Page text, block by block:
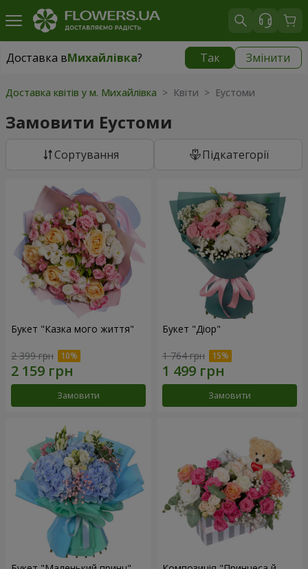
Доставка вМихайлівка? Так Змінити
Доставка вМихайлівка|
Доставка квітів у м. Михайлівка > Квіти > Еустоми
Замовити Еустоми
Сортування Підкатегорії
Букет "Казка мого життя"
2 399 грн
Замовити
Букет "Діор"
1 764 грн
Замовити